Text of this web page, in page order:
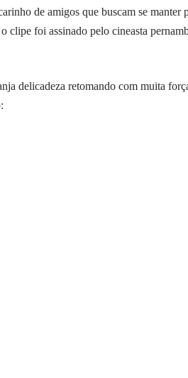
de amigos que buscam se manter
clipe foi assinado pelo cineasta
delicadeza retomando com muita